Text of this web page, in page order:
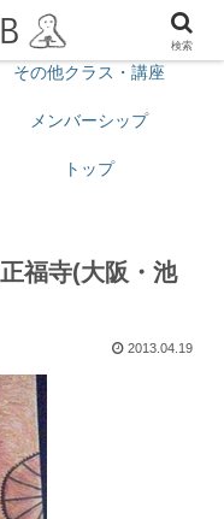
今月の予定
その他クラス・講座
メンバーシップ
トップ
福寺(大阪・池
2013.04.19
検索